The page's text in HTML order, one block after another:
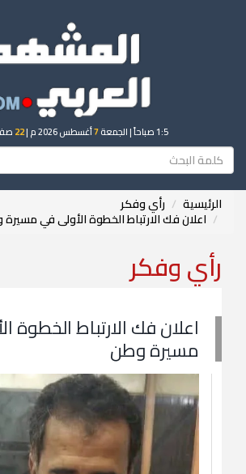
1:5 صباحاً | الجمعة7أغسطس 2026 م | 22 صفر
الرئيسية رأي وفكر
اعلان فك الارتباط الخطوة الأولى في
رأي وفكر
اعلان فك الارتباط الخطوة
مسيرة وطن